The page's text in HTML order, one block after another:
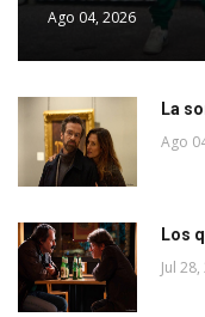
Ago 04, 2026
La
Ago
Los
Jul